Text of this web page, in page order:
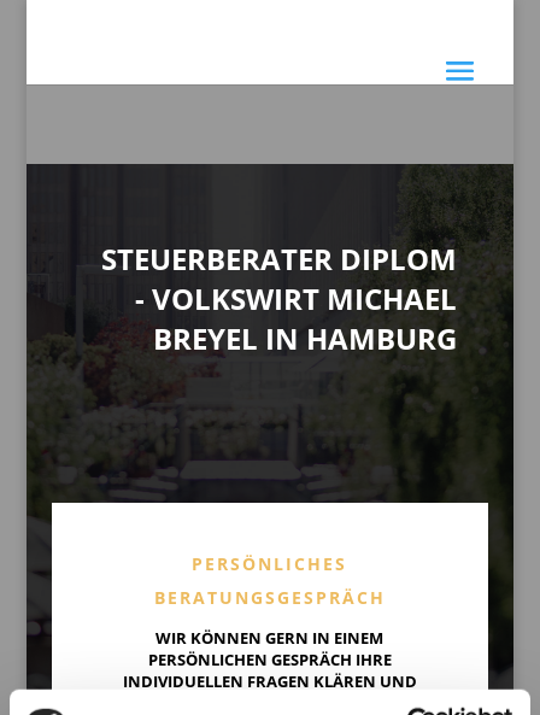
STEUERBERATER DIPLOM
- VOLKSWIRT MICHAEL
BREYEL IN HAMBURG
PERSÖNLICHES
BERATUNGSGESPRÄCH
WIR KÖNNEN GERN IN EINEM
PERSÖNLICHEN GESPRÄCH IHRE
INDIVIDUELLEN FRAGEN KLÄREN UND
GEMEINSAM LÖSUNGEN ENTWICKELN.